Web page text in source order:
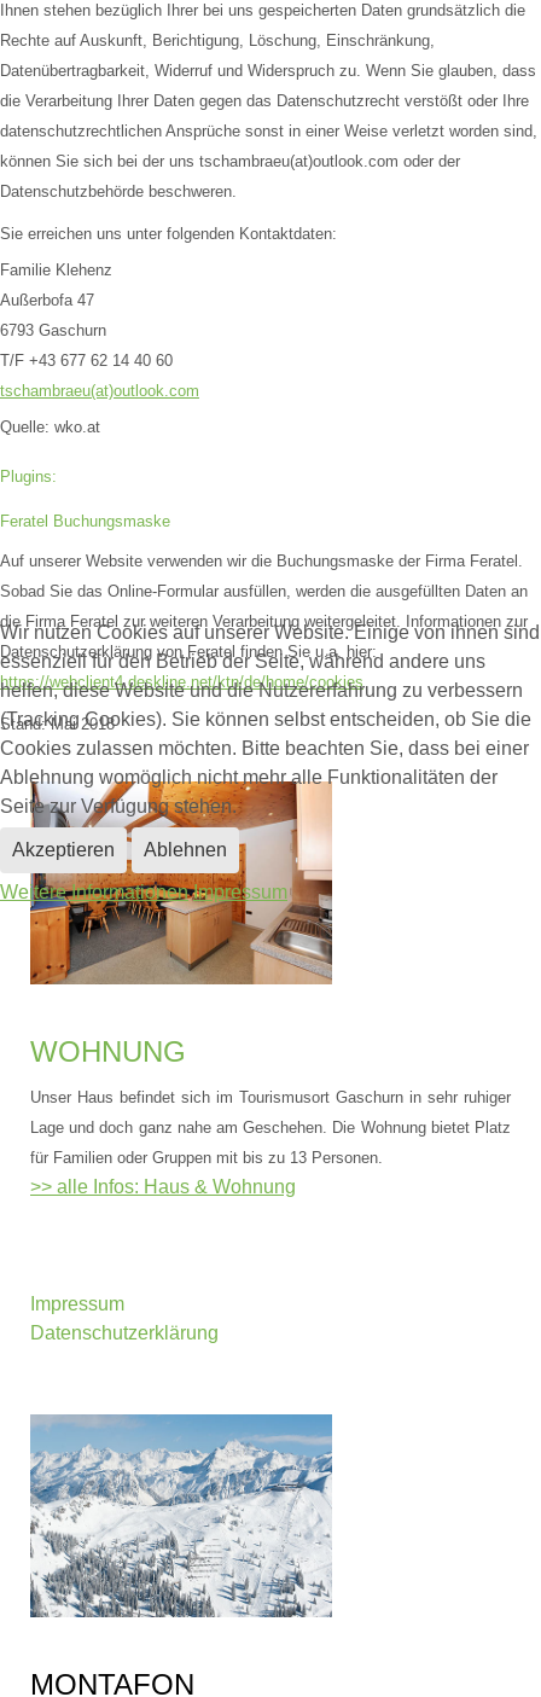
Ihnen stehen bezüglich Ihrer bei uns gespeicherten Daten grundsätzlich die
Rechte auf Auskunft, Berichtigung, Löschung, Einschränkung,
Datenübertragbarkeit, Widerruf und Widerspruch zu. Wenn Sie glauben, dass
die Verarbeitung Ihrer Daten gegen das Datenschutzrecht verstößt oder Ihre
datenschutzrechtlichen Ansprüche sonst in einer Weise verletzt worden sind,
können Sie sich bei der uns tschambraeu(at)outlook.com oder der
Datenschutzbehörde beschweren.
Sie erreichen uns unter folgenden Kontaktdaten:
Familie Klehenz
Außerbofa 47
6793 Gaschurn
T/F +43 677 62 14 40 60
tschambraeu(at)outlook.com
Quelle: wko.at
Plugins:
Feratel Buchungsmaske
Auf unserer Website verwenden wir die Buchungsmaske der Firma Feratel.
Sobad Sie das Online-Formular ausfüllen, werden die ausgefüllten Daten an
die Firma Feratel zur weiteren Verarbeitung weitergeleitet. Informationen zur
Datenschutzerklärung von Feratel finden Sie u.a. hier:
https://webclient4.deskline.net/ktn/de/home/cookies
Stand: Mai 2018
WOHNUNG
Unser Haus befindet sich im Tourismusort Gaschurn in sehr ruhiger
Lage und doch ganz nahe am Geschehen. Die Wohnung bietet Platz
für Familien oder Gruppen mit bis zu 13 Personen.
>> alle Infos: Haus & Wohnung
Impressum
Datenschutzerklärung
MONTAFON
Wir nutzen Cookies auf unserer Website. Einige von ihnen sind
essenziell für den Betrieb der Seite, während andere uns
helfen, diese Website und die Nutzererfahrung zu verbessern
(Tracking Cookies). Sie können selbst entscheiden, ob Sie die
Cookies zulassen möchten. Bitte beachten Sie, dass bei einer
Ablehnung womöglich nicht mehr alle Funktionalitäten der
Seite zur Verfügung stehen.
Akzeptieren Ablehnen
Weitere Informationen Impressum